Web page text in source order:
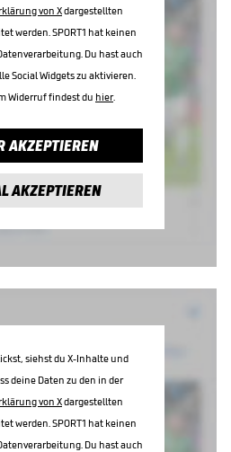
von Xdargestellten
werden. SPORT1 hat keinen
Du hast auch
Social Widgets zu aktivieren.
Widerruf findest du hier.
AKZEPTIEREN
AKZEPTIEREN
siehst du X-Inhalte und
deine Daten zu den in der
von Xdargestellten
werden. SPORT1 hat keinen
Du hast auch